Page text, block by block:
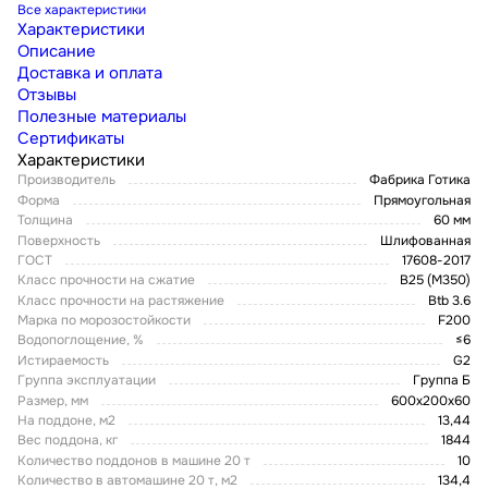
Все характеристики
Характеристики
Описание
Доставка и оплата
Отзывы
Полезные материалы
Сертификаты
Характеристики
Производитель
Фабрика Готика
Форма
Прямоугольная
Толщина
60 мм
Поверхность
Шлифованная
ГОСТ
17608-2017
Класс прочности на сжатие
В25 (М350)
Класс прочности на растяжение
Btb 3.6
Марка по морозостойкости
F200
Водопоглощение, %
≤6
Истираемость
G2
Группа эксплуатации
Группа Б
Размер, мм
600х200х60
На поддоне, м2
13,44
Вес поддона, кг
1844
Количество поддонов в машине 20 т
10
Количество в автомашине 20 т, м2
134,4